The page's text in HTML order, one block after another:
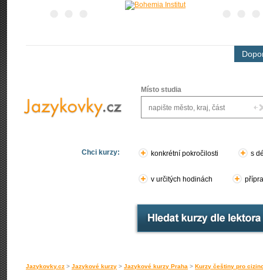
Místo studia
Chci kurzy: konkrétní pokročilosti s
v určitých hodinách
Jazykovky.cz > Jazykové kurzy > Jazykové kurzy Praha > Kurzy češtiny pro